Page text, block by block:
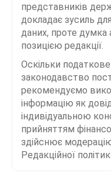
представників
докладає зусиль
даних, проте думка
позицією редакції.
Оскільки
законодавство
рекомендуємо
інформацію як
індивідуальною
прийняттям
здійснює
Редакційної